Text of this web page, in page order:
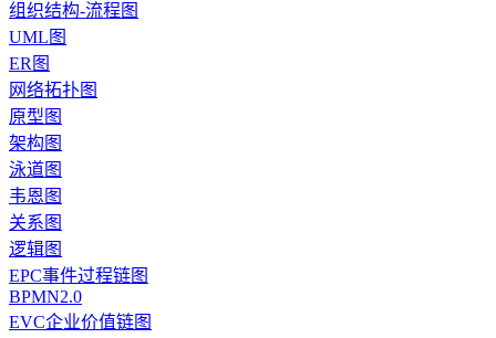
组织结构-流程图
UML图
ER图
网络拓扑图
原型图
架构图
泳道图
韦恩图
关系图
逻辑图
EPC事件过程链图
BPMN2.0
EVC企业价值链图